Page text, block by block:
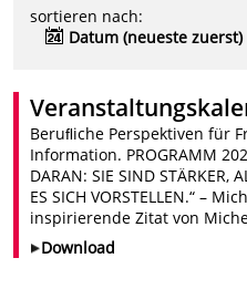
sortieren nach:
Datum (neueste zuerst)
Beruﬂiche Perspektiven für
Information. PROGRAMM
DARAN: SIE SIND STÄRKER,
ES SICH VORSTELLEN.“ –
inspirierende Zitat von
Download